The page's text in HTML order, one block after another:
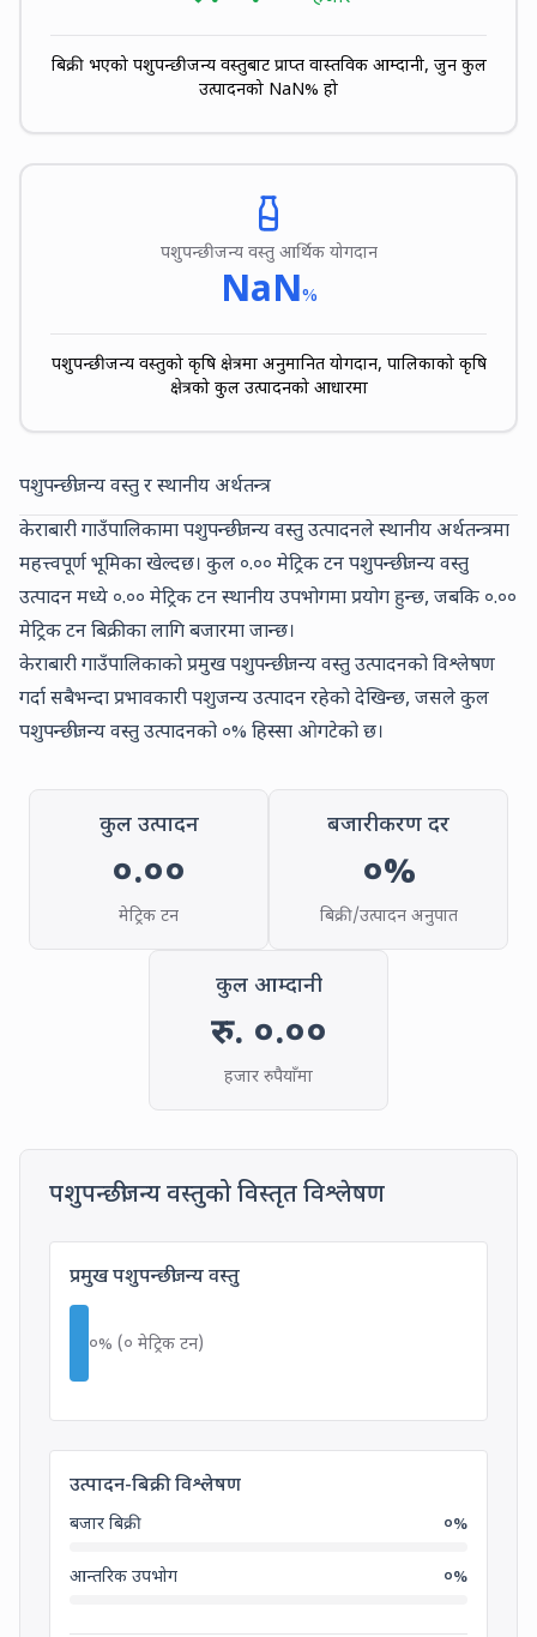
बिक्री भएको पशुपन्छीजन्य वस्तुबाट प्राप्त वास्तविक आम्दानी, जुन कुल
उत्पादनको NaN% हो
पशुपन्छीजन्य वस्तु आर्थिक योगदान
NaN%
पशुपन्छीजन्य वस्तुको कृषि क्षेत्रमा अनुमानित योगदान, पालिकाको कृषि
क्षेत्रको कुल उत्पादनको आधारमा
पशुपन्छीजन्य वस्तु र स्थानीय अर्थतन्त्र
केराबारी गाउँपालिकामा पशुपन्छीजन्य वस्तु उत्पादनले स्थानीय अर्थतन्त्रमा
महत्त्वपूर्ण भूमिका खेल्दछ। कुल ०.०० मेट्रिक टन पशुपन्छीजन्य वस्तु
उत्पादन मध्ये ०.०० मेट्रिक टन स्थानीय उपभोगमा प्रयोग हुन्छ, जबकि ०.००
मेट्रिक टन बिक्रीका लागि बजारमा जान्छ।
केराबारी गाउँपालिकाको प्रमुख पशुपन्छीजन्य वस्तु उत्पादनको विश्लेषण
गर्दासबैभन्दा प्रभावकारी पशुजन्य उत्पादन रहेको देखिन्छ, जसले कुल
पशुपन्छीजन्य वस्तु उत्पादनको ०% हिस्सा ओगटेको छ।
कुल उत्पादन
०.००
मेट्रिक टन
बजारीकरण दर
०%
बिक्री/उत्पादन अनुपात
कुल आम्दानी
रु. ०.००
हजार रुपैयाँमा
पशुपन्छीजन्य वस्तुको विस्तृत विश्लेषणDetailed
प्रमुख पशुपन्छीजन्य वस्तुMain Animal Product in Khajura
०% (० मेट्रिक टन)
उत्पादन-बिक्री विश्लेषणProduction-Sales Analysis
बजार बिक्री ०%
आन्तरिक उपभोग ०%